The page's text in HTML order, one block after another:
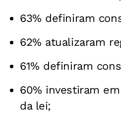
63% definiram
62% atualizaram
61% definiram
60% investiram
da lei;